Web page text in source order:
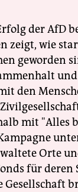
der AfD
zeigt, wie
geworden
den
mit "Alles
Orte
für deren
Gesellschaft